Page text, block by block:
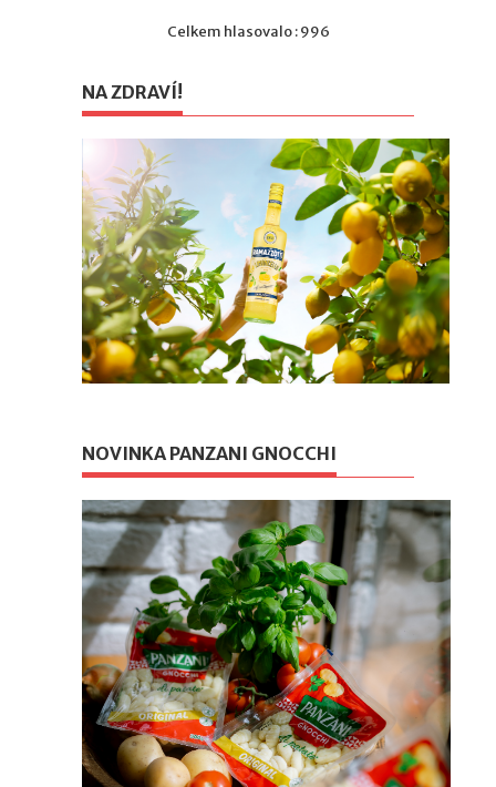
Celkem hlasovalo : 996
NA ZDRAVÍ!
NOVINKA PANZANI GNOCCHI